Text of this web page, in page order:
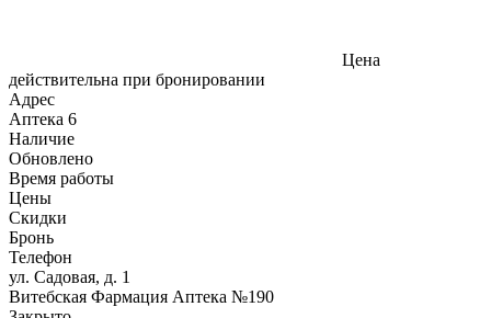
Цена
действительна при бронировании
Адрес
Аптека 6
Наличие
Обновлено
Время работы
Цены
Скидки
Бронь
Телефон
ул. Садовая, д. 1
Витебская Фармация Аптека №190